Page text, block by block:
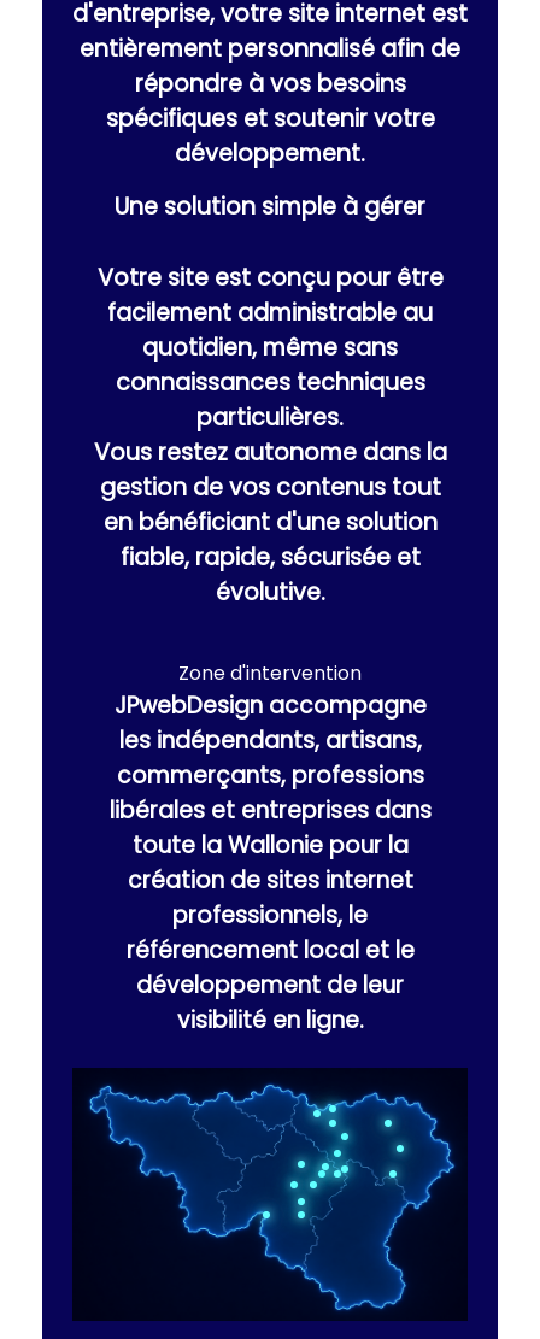
d'entreprise, votre site internet est
entièrement personnalisé afin de
répondre à vos besoins
spécifiques et soutenir votre
développement.
Une solution simple à gérer
Votre site est conçu pour être
facilement administrable au
quotidien, même sans
connaissances techniques
particulières.
Vous restez autonome dans la
gestion de vos contenus tout
en bénéficiant d'une solution
fiable, rapide, sécurisée et
évolutive.
Zone d'intervention
JPwebDesign accompagne
les indépendants, artisans,
commerçants, professions
libérales et entreprises dans
toute la Wallonie pour la
création de sites internet
professionnels, le
référencement local et le
développement de leur
visibilité en ligne.